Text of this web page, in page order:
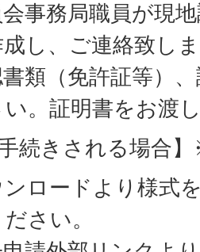
事務局職員が現
し、ご連絡致し
類（免許証等）
。証明書をお渡
手続きされる場合
ロードより様式
さい。